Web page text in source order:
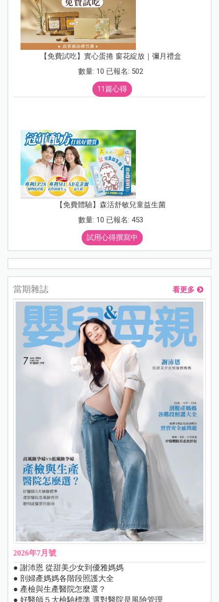
【免費試吃】實心蛋捲 窗花綻放｜彌月禮盒
數量: 10 已報名: 502
11篇心得
【免費體驗】森活舒敏兒童益生菌
數量: 10 已報名: 453
試用心得撰寫中
當期雜誌 看更多
2026年7月號
● 謝沛恩 從甜美少女到優雅媽媽
● 剖婦產媽媽各階段照護大全
● 產檢與生產醫院怎麼選？
● 好醫師５大檢驗標準 選對醫院是風險管理